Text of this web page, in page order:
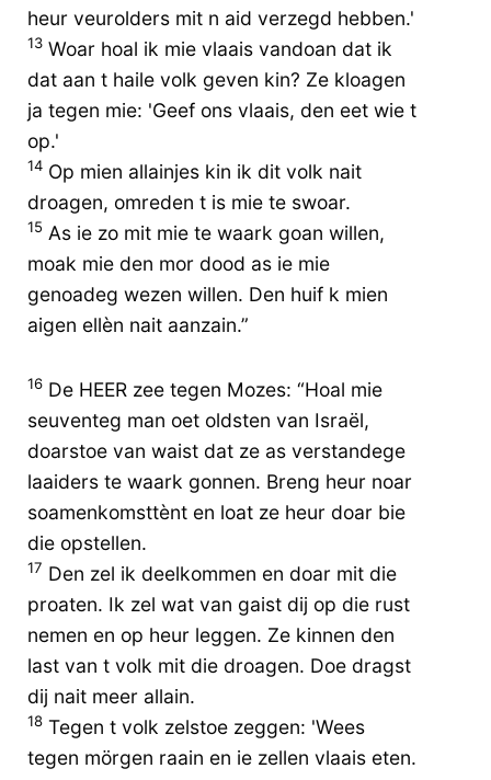
heur veurolders mit n aid verzegd hebben.'
13 Woar hoal ik mie vlaais vandoan dat ik
dat aan t haile volk geven kin? Ze kloagen
ja tegen mie: 'Geef ons vlaais, den eet wie t
op.'
14 Op mien allainjes kin ik dit volk nait
droagen, omreden t is mie te swoar.
15 As ie zo mit mie te waark goan willen,
moak mie den mor dood as ie mie
genoadeg wezen willen. Den huif k mien
aigen ellèn nait aanzain.”
16 De HEER zee tegen Mozes: “Hoal mie
seuventeg man oet oldsten van Israël,
doarstoe van waist dat ze as verstandege
laaiders te waark gonnen. Breng heur noar
soamenkomsttènt en loat ze heur doar bie
die opstellen.
17 Den zel ik deelkommen en doar mit die
proaten. Ik zel wat van gaist dij op die rust
nemen en op heur leggen. Ze kinnen den
last van t volk mit die droagen. Doe dragst
dij nait meer allain.
18 Tegen t volk zelstoe zeggen: 'Wees
tegen mörgen raain en ie zellen vlaais eten.